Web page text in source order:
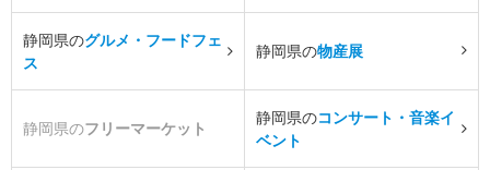
静岡県のグルメ・フードフェ
ス
静岡県の物産展
静岡県のフリーマーケット
静岡県のコンサート・音楽イ
ベント